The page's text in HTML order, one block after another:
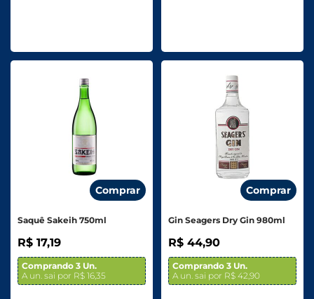
Comprar
Saquê Sakeih 750ml
R$ 17,19
Comprando 3 Un.
A un. sai por R$ 16,35
Comprar
Gin Seagers Dry Gin 980ml
R$ 44,90
Comprando 3 Un.
A un. sai por R$ 42,90